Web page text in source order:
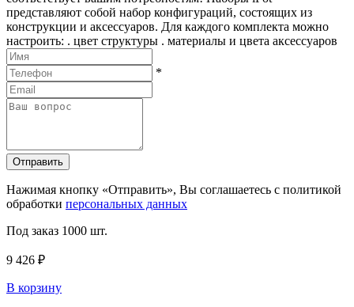
представляют собой набор конфигураций, состоящих из
конструкции и аксессуаров. Для каждого комплекта можно
настроить: . цвет структуры . материалы и цвета аксессуаров
*
Отправить
Нажимая кнопку «Отправить», Вы соглашаетесь с политикой
обработки персональных данных
Под заказ 1000 шт.
9 426 ₽
В корзину